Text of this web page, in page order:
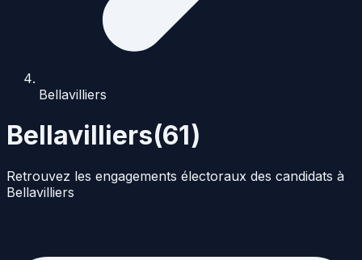
Bellavilliers
Bellavilliers(61)
Retrouvez les engagements électoraux des candidats à
Bellavilliers